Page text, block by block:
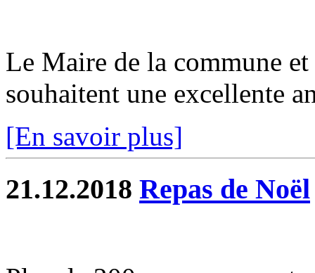
Le Maire de la commune
souhaitent une excellente
[En savoir plus]
21.12.2018 Repas de Noël